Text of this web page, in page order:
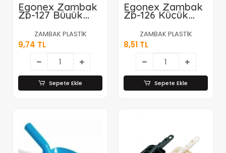
Egonex Zambak
Zp-127 Büyük
Bakkal Erzak
Kürek*12x18
ZAMBAK PLASTİK
9,74 TL
Sepete Ekle
Egonex Zambak
Zp-126 Küçük
Bakkal Erzak
Kürek*12x18
ZAMBAK PLASTİK
8,51 TL
Sepete Ekle